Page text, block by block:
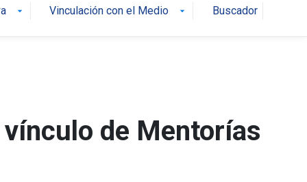
arrow_drop_down Vinculación con el Medio arrow_drop_down Buscador
de Mentorías